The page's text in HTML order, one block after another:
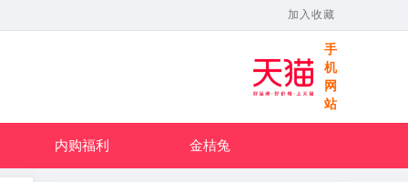
加入收藏
手
机
网
站
内购福利 金桔兔